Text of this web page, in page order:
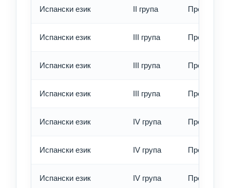
Испански език II група Превод -
Испански език III група Превод -
Испански език III група Превод -
Испански език III група Превод -
Испански език IV група Превод -
Испански език IV група Превод -
Испански език IV група Превод -